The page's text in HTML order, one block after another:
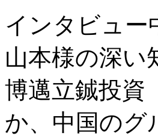
インタビュー
山本様の深い
博邁立鋮投資
か、中国のグ